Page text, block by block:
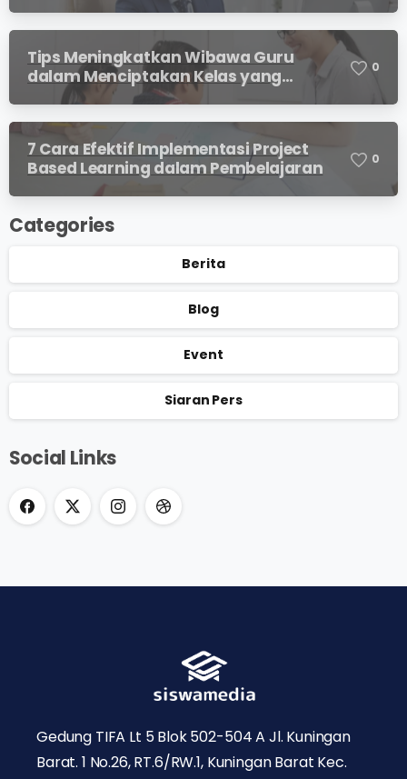
Tips Meningkatkan Wibawa Guru
dalam Menciptakan Kelas yang
Kondusif
0
7 Cara Efektif Implementasi Project
Based Learning dalam Pembelajaran
0
Categories
Berita
Blog
Event
Siaran Pers
Social Links
Gedung TIFA Lt 5 Blok 502-504 A Jl. Kuningan
Barat. 1 No.26, RT.6/RW.1, Kuningan Barat Kec.